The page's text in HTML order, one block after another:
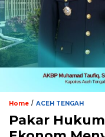
Home / ACEH TENGAH
Pakar